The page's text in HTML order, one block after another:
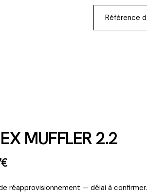
MUFFLER 2.2
€
réapprovisionnement — délai à confirmer.